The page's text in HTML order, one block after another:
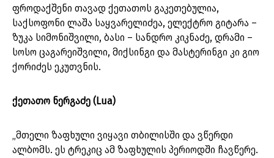
ფროდაქშენი თავად ქეთათოს გაკეთებულია,
საქსოფონი ლაშა საყვარელიძეა, ელექტრო გიტარა –
ზუკა სიმონიშვილი, ბასი – სანდრო კიკნაძე, დრამი –
სოსო ცაგარეიშვილი, მიქსინგი და მასტერინგი კი გიო
ქორიძეს ეკუთვნის.
ქეთათო ნერგაძე (Lua)
„მთელი ზაფხული ვიყავი თბილისში და ვწერდი
ალბომს. ეს ტრეკიც ამ ზაფხულის პერიოდში ჩავწერე.